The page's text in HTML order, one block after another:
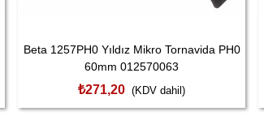
Beta 1257PH0 Yıldız Mikro Tornavida PH0
60mm 012570063
₺271,20 (KDV dahil)